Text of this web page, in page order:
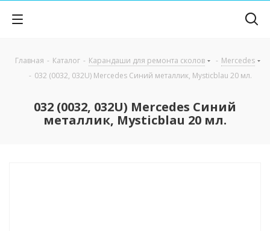
Главная - Каталог - Карандаши для ремонта сколов - Mercedes
- 032 (0032, 032U) Mercedes Синий металлик, Mysticblau 20 мл.
032 (0032, 032U) Mercedes Синий
металлик, Mysticblau 20 мл.